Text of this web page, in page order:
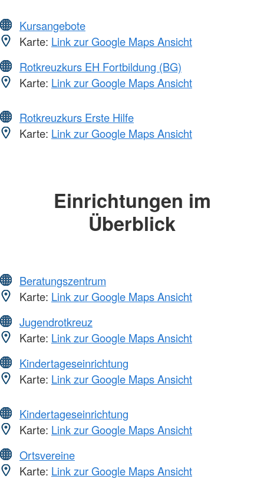
Kursangebote
Karte: Link zur Google Maps Ansicht
Rotkreuzkurs EH Fortbildung (BG)
Karte: Link zur Google Maps Ansicht
Rotkreuzkurs Erste Hilfe
Karte: Link zur Google Maps Ansicht
Einrichtungen im
Überblick
Beratungszentrum
Karte: Link zur Google Maps Ansicht
Jugendrotkreuz
Karte: Link zur Google Maps Ansicht
Kindertageseinrichtung
Karte: Link zur Google Maps Ansicht
Kindertageseinrichtung
Karte: Link zur Google Maps Ansicht
Ortsvereine
Karte: Link zur Google Maps Ansicht